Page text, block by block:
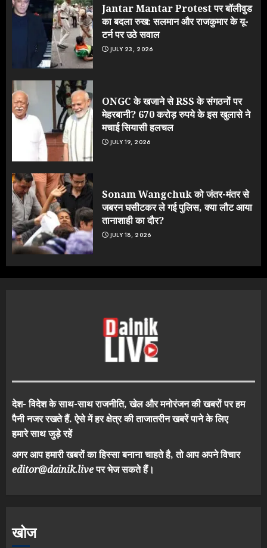
Jantar Mantar Protest पर बॉलीवुड
का बदला रुख: सलमान और राजकुमार के यू-
टर्न पर उठे सवाल
JULY 23, 2026
ONGC के खजाने से RSS के संगठनों पर
मेहरबानी? 670 करोड़ रुपये के इस खुलासे ने
मचाई सियासी हलचल
JULY 19, 2026
Sonam Wangchuk को जंतर-मंतर से
जबरन घसीटकर ले गई पुलिस, क्या लौट आया
तानाशाही का दौर?
JULY 18, 2026
देश- विदेश के साथ-साथ राजनीति, खेल और मनोरंजन की खबरों पर हम
पैनी नजर रखते हैं. ऐसे में हर क्षेत्र की ताजातरीन खबरें पाने के लिए
हमारे साथ जुड़े रहें
अगर आप हमारी खबरों का हिस्सा बनाना चाहते है, तो आप अपने विचार
editor@dainik.liveपर भेज सकते हैं।
खोज